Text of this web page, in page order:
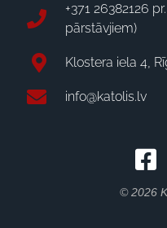
+371 26382126
pārstāvjiem)
Klostera iela 4,
info@katolis.lv
© 2026